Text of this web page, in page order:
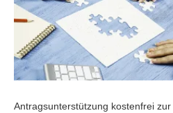
Antragsunterstützung kostenfrei zur